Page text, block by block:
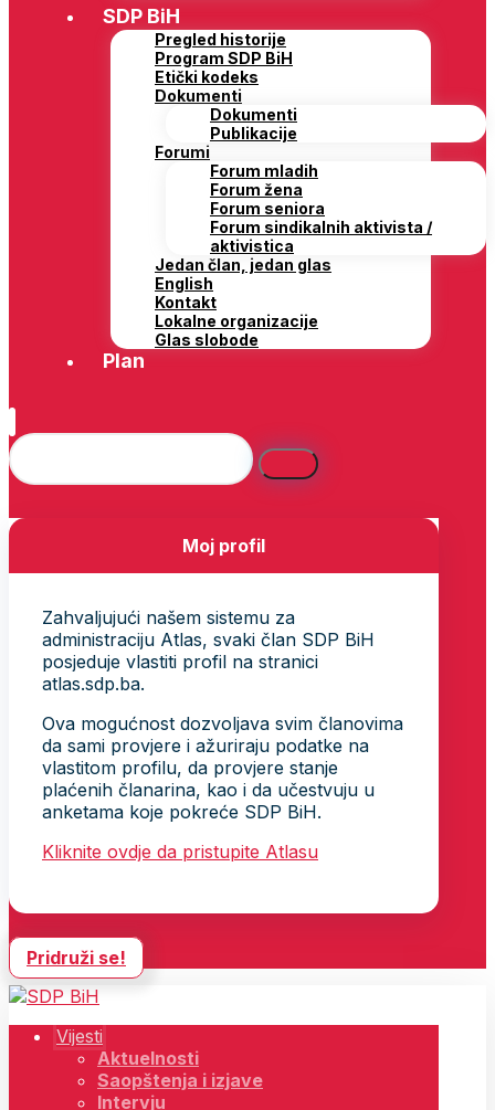
SDP BiH
Pregled historije
Program SDP BiH
Etički kodeks
Dokumenti
Dokumenti
Publikacije
Forumi
Forum mladih
Forum žena
Forum seniora
Forum sindikalnih aktivista /
aktivistica
Jedan član, jedan glas
English
Kontakt
Lokalne organizacije
Glas slobode
Plan
Moj profil
Zahvaljujući našem sistemu za
administraciju Atlas, svaki član SDP BiH
posjeduje vlastiti profil na stranici
atlas.sdp.ba.
Ova mogućnost dozvoljava svim članovima
da sami provjere i ažuriraju podatke na
vlastitom profilu, da provjere stanje
plaćenih članarina, kao i da učestvuju u
anketama koje pokreće SDP BiH.
Kliknite ovdje da pristupite Atlasu
Pridruži se!
Vijesti
Aktuelnosti
Saopštenja i izjave
Intervju